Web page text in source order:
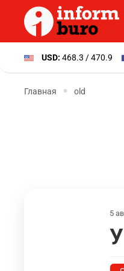
USD: 468.3 / 470.9
Главная old
5